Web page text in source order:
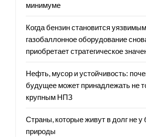
минимуме
Когда бензин становится
газобаллонное оборудование
приобретает стратегическое
Нефть, мусор и устойчивость:
будущее может принадлежать не
крупным НПЗ
Страны, которые живут в долг не у
природы